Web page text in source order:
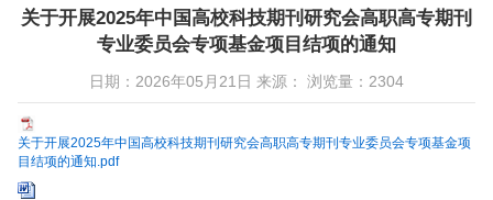
关于开展2025年中国高校科技期刊研究会高职高专期刊
专业委员会专项基金项目结项的通知
日期：2026年05月21日 来源： 浏览量：2304
关于开展2025年中国高校科技期刊研究会高职高专期刊专业委员会专项基金项
目结项的通知.pdf